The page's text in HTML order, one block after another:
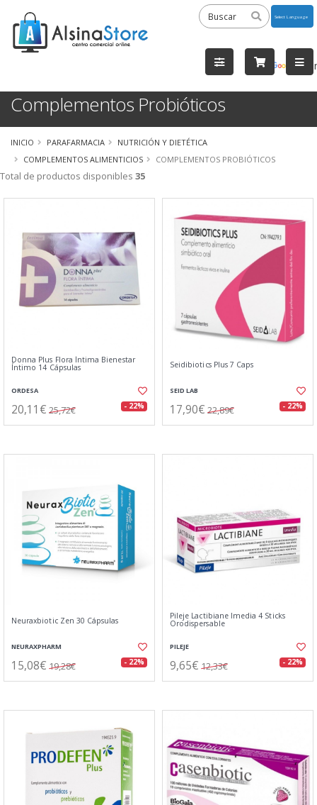
by
Complementos Probióticos
INICIO PARAFARMACIA
NUTRICIÓN Y DIETÉTICA
COMPLEMENTOS ALIMENTICIOS
COMPLEMENTOS PROBIÓTICOS
Total de productos disponibles 35
Donna Plus Flora Íntima Bienestar
Íntimo 14 Cápsulas
ORDESA
20,11€ 25,72€ - 22%
Seidibiotics Plus 7 Caps
SEID LAB
17,90€ 22,89€ - 22%
Neuraxbiotic Zen 30 Cápsulas
NEURAXPHARM
15,08€ 19,28€ - 22%
Pileje Lactibiane Imedia 4 Sticks
Orodispersable
PILEJE
9,65€ 12,33€ - 22%